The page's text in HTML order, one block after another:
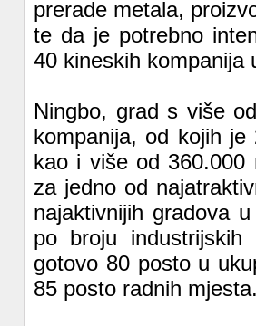
prerade metala,
te da je potrebno
40 kineskih kompanija
Ningbo, grad s više
kompanija, od kojih
kao i više od 360.000
za jedno od
najaktivnijih gradova
po broju
gotovo 80 posto u
85 posto radnih